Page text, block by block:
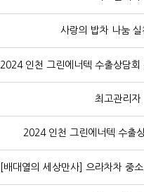
사랑의 밥차 나눔
2024 인천 그린에너텍 수출상담회
최고관리자
2024 인천 그린에너텍 수출
[배대열의 세상만사] 으라차차 중